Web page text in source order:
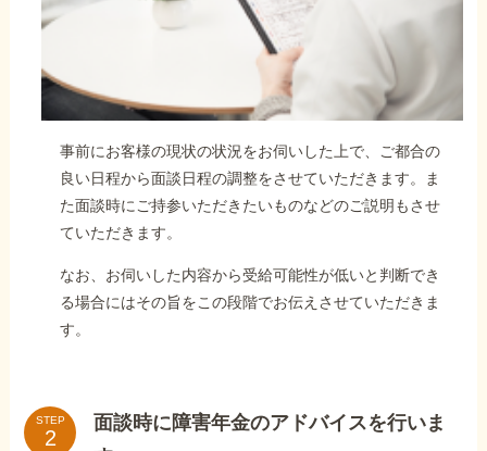
事前にお客様の現状の状況をお伺いした上で、ご都合の
良い日程から面談日程の調整をさせていただきます。ま
た面談時にご持参いただきたいものなどのご説明もさせ
ていただきます。
なお、お伺いした内容から受給可能性が低いと判断でき
る場合にはその旨をこの段階でお伝えさせていただきま
す。
STEP
面談時に障害年金のアドバイスを行いま